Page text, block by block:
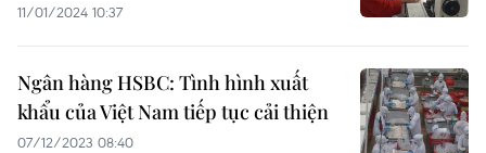
11/01/2024 10:37
Ngân hàng HSBC: Tình hình xuất
khẩu của Việt Nam tiếp tục cải thiện
07/12/2023 08:40